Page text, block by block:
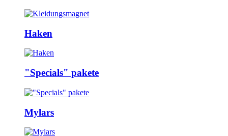
Haken
"Specials" pakete
Mylars